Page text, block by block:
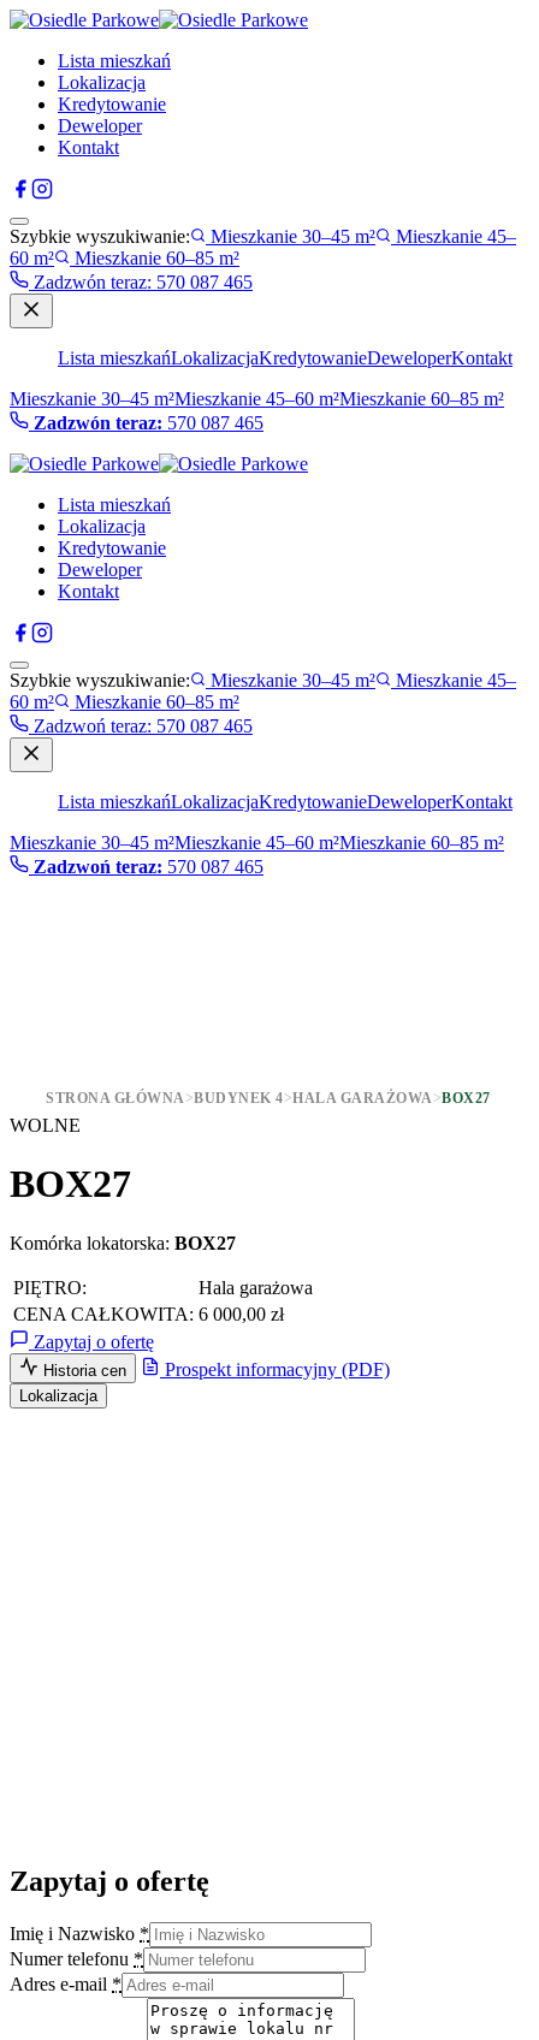
Lista mieszkań
Lokalizacja
Kredytowanie
Deweloper
Kontakt
Szybkie wyszukiwanie: Mieszkanie 30–45 m²
Mieszkanie 45–
60 m²
Mieszkanie 60–85 m²
Zadzwón teraz: 570 087 465
Lista mieszkańLokalizacjaKredytowanieDeweloperKontakt
Mieszkanie 30–45 m²Mieszkanie 45–60 m²Mieszkanie 60–85 m²
Zadzwón teraz: 570 087 465
Lista mieszkań
Lokalizacja
Kredytowanie
Deweloper
Kontakt
Szybkie wyszukiwanie: Mieszkanie 30–45 m²
Mieszkanie 45–
60 m²
Mieszkanie 60–85 m²
Zadzwoń teraz: 570 087 465
Lista mieszkańLokalizacjaKredytowanieDeweloperKontakt
Mieszkanie 30–45 m²Mieszkanie 45–60 m²Mieszkanie 60–85 m²
Zadzwoń teraz: 570 087 465
STRONA GŁÓWNA>BUDYNEK 4>HALA GARAŻOWA>BOX27
WOLNE
BOX27
Komórka lokatorska: BOX27
PIĘTRO:
Hala garażowa
CENA CAŁKOWITA: 6 000,00 zł
Zapytaj o ofertę
Historia cen Prospekt informacyjny (PDF)
Lokalizacja
Zapytaj o ofertę
Imię i Nazwisko *
Numer telefonu *
Adres e-mail *